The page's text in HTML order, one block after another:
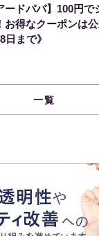
ードパパ】100円
お得なクーポンは
日まで》
一覧